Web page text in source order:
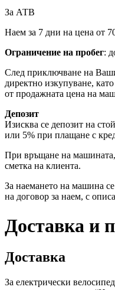
За АТВ
Наем за 7 дни на цена от
Ограничение на пробег:
След приключване на
директно изкупуване,
от продажната цена на
Депозит
Изисква се депозит на
или 5% при плащане с
При връщане на машината,
сметка на клиента.
За наемането на машина
на договор за наем, с
Доставка и
Доставка
За електрически